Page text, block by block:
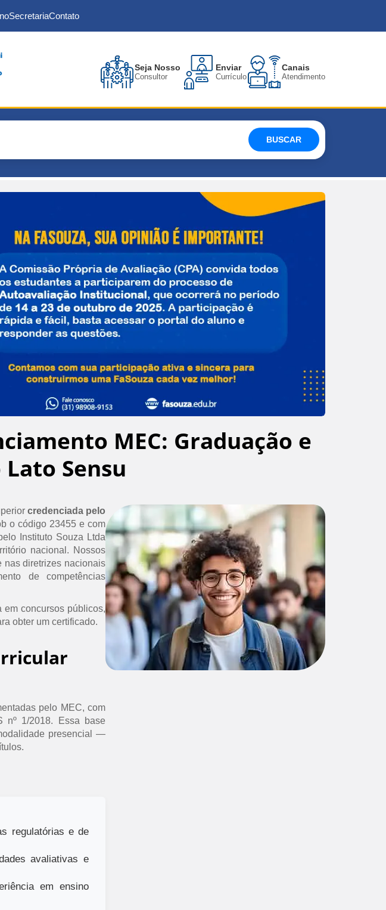
SecretariaContato
Seja Nosso
Consultor
Enviar
Currículo
Canais
Atendimento
BUSCAR
MEC: Graduação e
Sensu
credenciada pelo
o código 23455 e com
Instituto Souza Ltda
nacional. Nossos
nas diretrizes nacionais
de competências
em concursos públicos,
obter um certificado.
pelo MEC, com
nº 1/2018. Essa base
presencial —
regulatórias e de
avaliativas e
em ensino